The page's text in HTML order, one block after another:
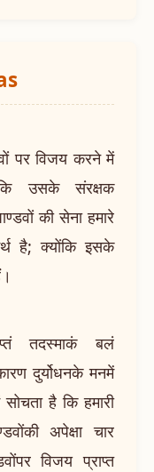
पर विजय करने में
उसके संरक्षक
की सेना हमारे
है; क्योंकि इसके
तदस्माकं बलं
दुर्योधनके मनमें
है कि हमारी
अपेक्षा चार
विजय प्राप्त